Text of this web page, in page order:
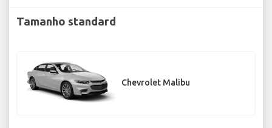
Tamanho standard
Chevrolet Malibu